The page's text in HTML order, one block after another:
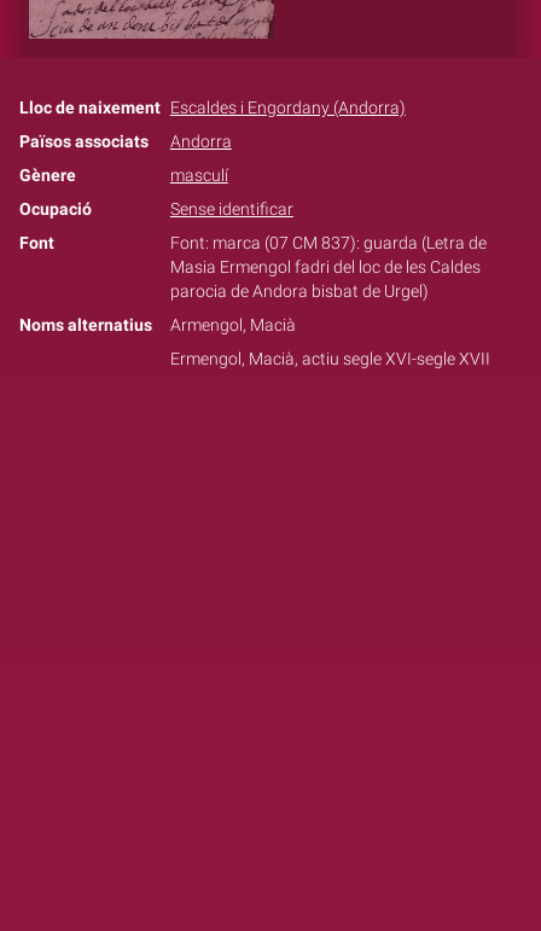
Lloc de naixement Escaldes i Engordany (Andorra)
Països associats
Andorra
Gènere
masculí
Ocupació
Sense identificar
Font
Font: marca (07 CM 837): guarda (Letra de
Masia Ermengol fadri del loc de les Caldes
parocia de Andora bisbat de Urgel)
Noms alternatius
Armengol, Macià
Ermengol, Macià, actiu segle XVI-segle XVII